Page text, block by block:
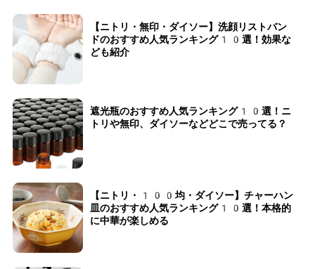
【ニトリ・無印・ダイソー】洗顔リストバン
ドのおすすめ人気ランキング10選！効果な
ども紹介
遮光瓶のおすすめ人気ランキング10選！ニ
トリや無印、ダイソーなどどこで売ってる？
【ニトリ・100均・ダイソー】チャーハン
皿のおすすめ人気ランキング10選！本格的
に中華が楽しめる